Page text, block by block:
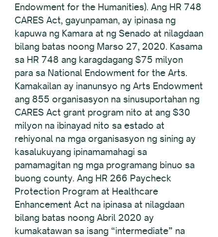
Endowment for the Humanities). Ang HR 748
CARES Act, gayunpaman, ay ipinasa ng
kapuwa ng Kamara at ng Senado at nilagdaan
bilang batas noong Marso 27, 2020. Kasama
sa HR 748 ang karagdagang $75 milyon
para sa National Endowment for the Arts.
Kamakailan ay inanunsyo ng Arts Endowment
ang 855 organisasyon na sinusuportahan ng
CARES Act grant program nito at ang $30
milyon na ibinayad nito sa estado at
rehiyonal na mga organisasyon ng sining ay
kasalukuyang ipinamamahagi sa
pamamagitan ng mga programang binuo sa
buong county. Ang HR 266 Paycheck
Protection Program at Healthcare
Enhancement Act na ipinasa at nilagdaan
bilang batas noong Abril 2020 ay
kumakatawan sa isang “intermediate” na